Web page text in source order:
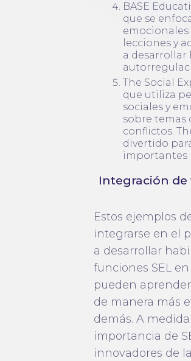
BASE
que se
emocionales
lecciones y
a desarrollar
The Social
que utiliza
sociales y
sobre temas
conflictos.
divertido
importantes
Integración de
Estos ejemplos
integrarse en el
a desarrollar
funciones SEL
pueden
de manera más
demás. A
importancia de
innovadores de